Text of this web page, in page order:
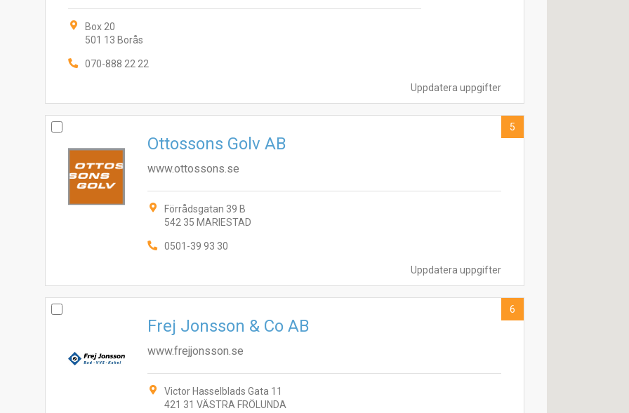
Uppdatera uppgifter
Box 20
501 13 Borås
070-888 22 22
Uppdatera uppgifter
Ottossons Golv AB
www.ottossons.se
Förrådsgatan 39 B
542 35 MARIESTAD
0501-39 93 30
5
Frej Jonsson & Co AB
www.frejjonsson.se
Victor Hasselblads Gata 11
421 31 VÄSTRA FRÖLUNDA
6